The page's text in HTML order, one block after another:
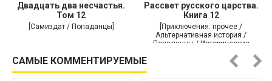
Двадцать два несчастья.
Том 12
[Самиздат / Попаданцы]
Рассвет русского царства.
Книга 12
[Приключения: прочее /
Альтернативная история /
Попаданцы / Исторические
САМЫЕ КОММЕНТИРУЕМЫЕ